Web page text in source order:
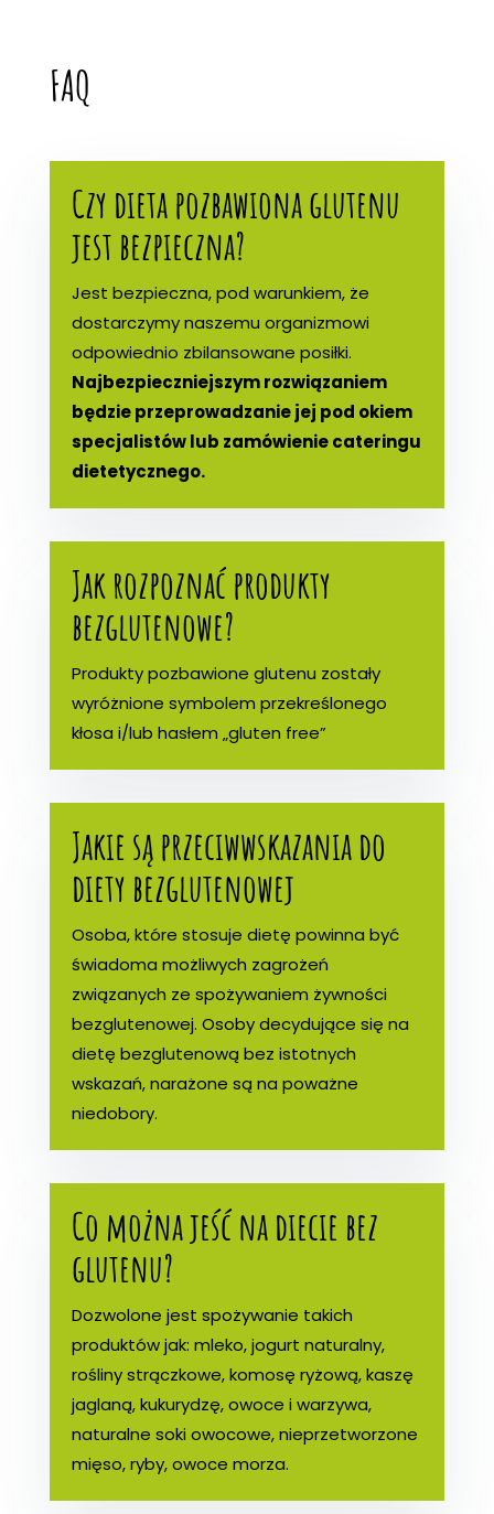
FAQ
Czy dieta pozbawiona glutenu
jest bezpieczna?
Jest bezpieczna, pod warunkiem, że
dostarczymy naszemu organizmowi
odpowiednio zbilansowane posiłki.
Najbezpieczniejszym rozwiązaniem
będzie przeprowadzanie jej pod okiem
specjalistów lub zamówienie cateringu
dietetycznego.
Jak rozpoznać produkty
bezglutenowe?
Produkty pozbawione glutenu zostały
wyróżnione symbolem przekreślonego
kłosa i/lub hasłem „gluten free”
Jakie są przeciwwskazania do
diety bezglutenowej
Osoba, które stosuje dietę powinna być
świadoma możliwych zagrożeń
związanych ze spożywaniem żywności
bezglutenowej. Osoby decydujące się na
dietę bezglutenową bez istotnych
wskazań, narażone są na poważne
niedobory.
Co można jeść na diecie bez
glutenu?
Dozwolone jest spożywanie takich
produktów jak: mleko, jogurt naturalny,
rośliny strączkowe, komosę ryżową, kaszę
jaglaną, kukurydzę, owoce i warzywa,
naturalne soki owocowe, nieprzetworzone
mięso, ryby, owoce morza.